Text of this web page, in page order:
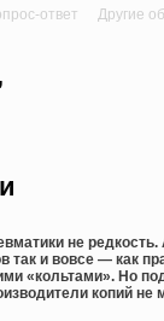
ответ Другие
не
так и вовсе — как
«кольтами». Но
копий не